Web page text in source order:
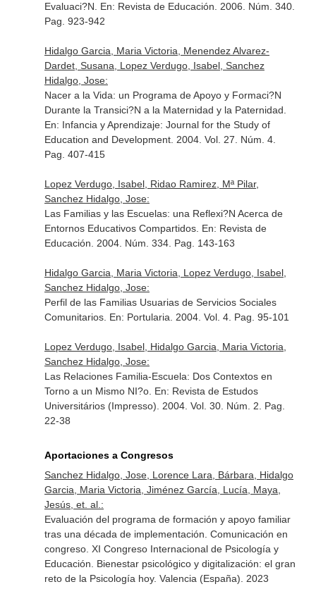
Evaluaci?N. En: Revista de Educación . 2006. Núm. 340.
Pag. 923-942
Hidalgo Garcia, Maria Victoria, Menendez Alvarez-
Dardet, Susana, Lopez Verdugo, Isabel, Sanchez
Hidalgo, Jose:
Nacer a la Vida: un Programa de Apoyo y Formaci?N
Durante la Transici?N a la Maternidad y la Paternidad.
En: Infancia y Aprendizaje: Journal for the Study of
Education and Development. 2004. Vol. 27. Núm. 4.
Pag. 407-415
Lopez Verdugo, Isabel, Ridao Ramirez, Mª Pilar,
Sanchez Hidalgo, Jose:
Las Familias y las Escuelas: una Reflexi?N Acerca de
Entornos Educativos Compartidos. En: Revista de
Educación . 2004. Núm. 334. Pag. 143-163
Hidalgo Garcia, Maria Victoria, Lopez Verdugo, Isabel,
Sanchez Hidalgo, Jose:
Perfil de las Familias Usuarias de Servicios Sociales
Comunitarios. En: Portularia . 2004. Vol. 4. Pag. 95-101
Lopez Verdugo, Isabel, Hidalgo Garcia, Maria Victoria,
Sanchez Hidalgo, Jose:
Las Relaciones Familia-Escuela: Dos Contextos en
Torno a un Mismo NI?o. En: Revista de Estudos
Universitários (Impresso) . 2004. Vol. 30. Núm. 2. Pag.
22-38
Aportaciones a Congresos
Sanchez Hidalgo, Jose, Lorence Lara, Bárbara, Hidalgo
Garcia, Maria Victoria, Jiménez García, Lucía, Maya,
Jesús, et. al.:
Evaluación del programa de formación y apoyo familiar
tras una década de implementación. Comunicación en
congreso. XI Congreso Internacional de Psicología y
Educación. Bienestar psicológico y digitalización: el gran
reto de la Psicología hoy. Valencia (España). 2023